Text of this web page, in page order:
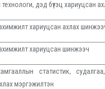
дэд бүтэц хариуцсан
хариуцсан ахлах
хариуцсан шинжээч
статистик,
мэргэжилтэн